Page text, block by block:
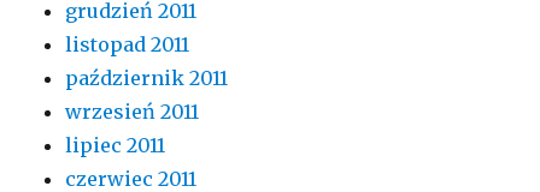
grudzień 2011
listopad 2011
październik 2011
wrzesień 2011
lipiec 2011
czerwiec 2011